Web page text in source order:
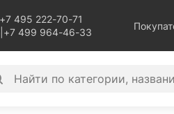
+7 495 222-70-71
+7 499 964-46-33